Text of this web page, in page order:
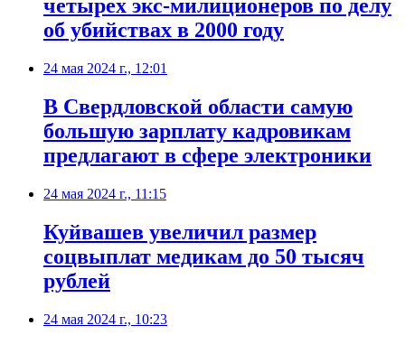
четырех экс-милиционеров по делу
об убийствах в 2000 году
24 мая 2024 г., 12:01
В Свердловской области самую
большую зарплату кадровикам
предлагают в сфере электроники
24 мая 2024 г., 11:15
Куйвашев увеличил размер
соцвыплат медикам до 50 тысяч
рублей
24 мая 2024 г., 10:23